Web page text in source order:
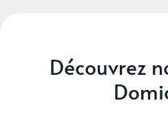
Découvrez